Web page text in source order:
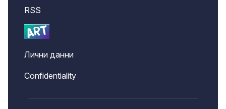
RSS
Лични данни
Confidentiality